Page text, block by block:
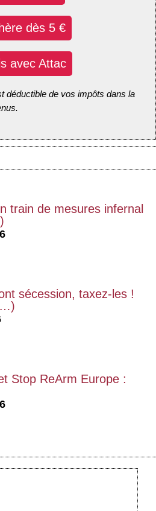
dès 5 €
avec Attac
déductible de vos impôts dans la
train de mesures infernal
sécession, taxez-les !
Stop ReArm Europe :